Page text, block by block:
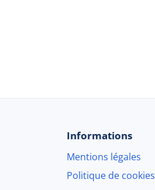
Informations
Mentions légales
Politique de cookies